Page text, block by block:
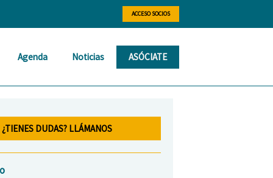
ACCESO SOCIOS
Agenda Noticias ASÓCIATE
¿TIENES DUDAS? LLÁMANOS